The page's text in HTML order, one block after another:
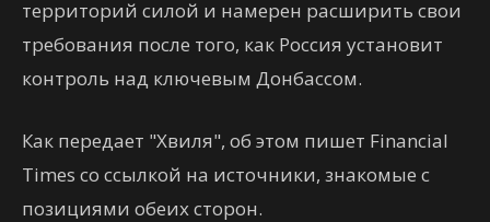
территорий силой и намерен расширить свои
требования после того, как Россия установит
контроль над ключевым Донбассом.
Как передает "Хвиля", об этом пишет Financial
Times со ссылкой на источники, знакомые с
позициями обеих сторон.